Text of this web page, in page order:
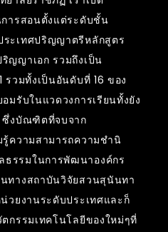
การสอนตั้งแต่ระดับชั้น
ะเทศปริญญาตรีหลักสูตร
ญญาเอก รวมถึงเป็น
วมทั้งเป็นอันดับที่ 16 ของ
มรับในแวดวงการเรียนทั้งยัง
ซึ่งบัณฑิตที่จบจาก
ความสามารถความชำนิ
รรมในการพัฒนาองค์กร
ทางสถาบันวิจัยสวนสุนันทา
วยงานระดับประเทศและก็
กรรมเทคโนโลยีของใหม่ๆที่